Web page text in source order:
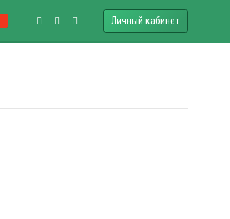
Личный кабинет